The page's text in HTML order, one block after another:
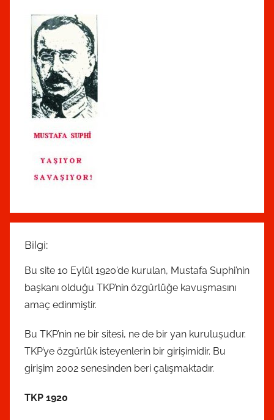
Bilgi:
Bu site 10 Eylül 1920’de kurulan, Mustafa Suphi’nin
başkanı olduğu TKP’nin özgürlüğe kavuşmasını
amaç edinmiştir.
Bu TKP’nin ne bir sitesi, ne de bir yan kuruluşudur.
TKP’ye özgürlük isteyenlerin bir girişimidir. Bu
girişim 2002 senesinden beri çalışmaktadır.
TKP 1920